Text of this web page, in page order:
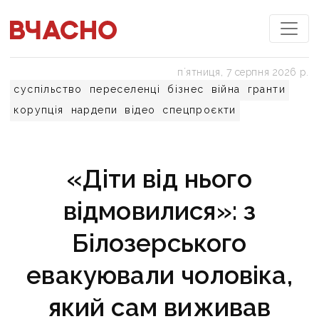
суспільство переселенці бізнес війна
гранти
корупція
нардепи відео спецпроєкти
пʼятниця, 7 серпня 2026 р.
«Діти від нього
відмовилися»: з
Білозерського
евакуювали чоловіка,
який сам виживав